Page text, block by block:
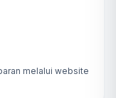
melalui website